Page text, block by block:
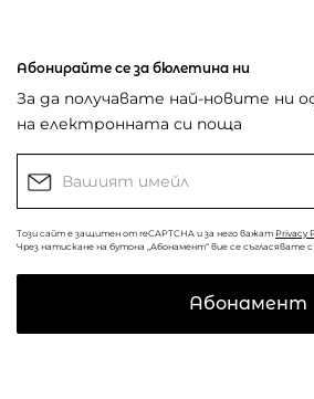
Абонирайте се за бюлетина ни
За да получавате най-новите ни
на електронната си поща
Този сайт е защитен от reCAPTCHA и за него важат Privacy
Чрез натискане на бутона „Абонамент“ вие се съгласявате с
Абонамент